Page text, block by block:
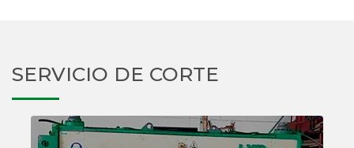
SERVICIO DE CORTE